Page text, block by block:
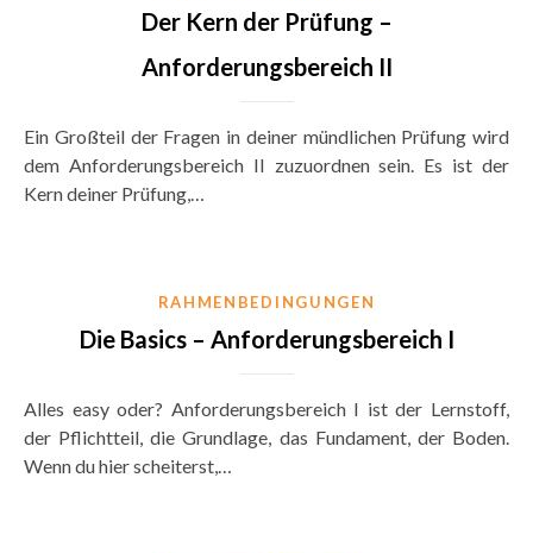
Der Kern der Prüfung –
Anforderungsbereich II
Ein Großteil der Fragen in deiner mündlichen Prüfung wird
dem Anforderungsbereich II zuzuordnen sein. Es ist der
Kern deiner Prüfung,…
RAHMENBEDINGUNGEN
Die Basics – Anforderungsbereich I
Alles easy oder? Anforderungsbereich I ist der Lernstoff,
der Pflichtteil, die Grundlage, das Fundament, der Boden.
Wenn du hier scheiterst,…